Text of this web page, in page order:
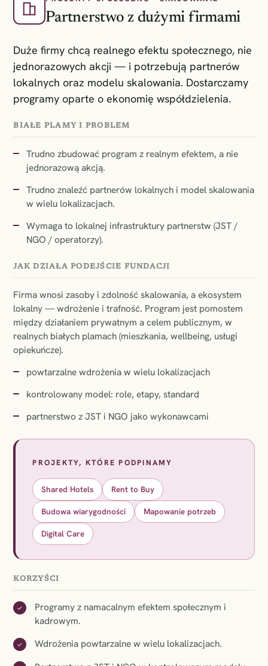
Partnerstwo z dużymi firmami
Duże firmy chcą realnego efektu społecznego, nie
jednorazowych akcji — i potrzebują partnerów
lokalnych oraz modelu skalowania. Dostarczamy
programy oparte o ekonomię współdzielenia.
BIAŁE PLAMY I PROBLEM
Trudno zbudować program z realnym efektem, a nie
jednorazową akcją.
Trudno znaleźć partnerów lokalnych i model skalowania
w wielu lokalizacjach.
Wymaga to lokalnej infrastruktury partnerstw (JST /
NGO / operatorzy).
JAK DZIAŁA PODEJŚCIE FUNDACJI
Firma wnosi zasoby i zdolność skalowania, a ekosystem
lokalny — wdrożenie i trafność. Program jest pomostem
między działaniem prywatnym a celem publicznym, w
realnych białych plamach (mieszkania, wellbeing, usługi
opiekuńcze).
powtarzalne wdrożenia w wielu lokalizacjach
kontrolowany model: role, etapy, standard
partnerstwo z JST i NGO jako wykonawcami
PROJEKTY, KTÓRE PODPINAMY
Shared Hotels Rent to Buy
Budowa wiarygodności Mapowanie potrzeb
Digital Care
KORZYŚCI
✓
Programy z namacalnym efektem społecznym i
kadrowym.
✓ Wdrożenia powtarzalne w wielu lokalizacjach.